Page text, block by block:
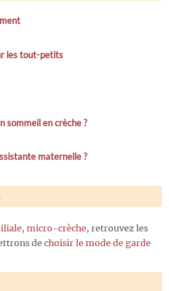
les tout-petits
sommeil en crèche ?
maternelle ?
, micro-crèche, retrouvez les
de choisir le mode de garde